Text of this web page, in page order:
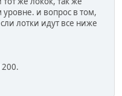
уровне. и вопрос в том,
лотки идут все ниже
200.